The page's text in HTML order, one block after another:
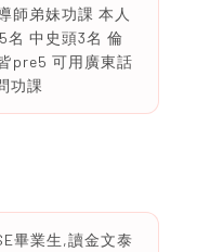
師弟妹功課 本人
名 中史頭3名 倫
pre5 可用廣東話
功課
畢業生,讀金文泰